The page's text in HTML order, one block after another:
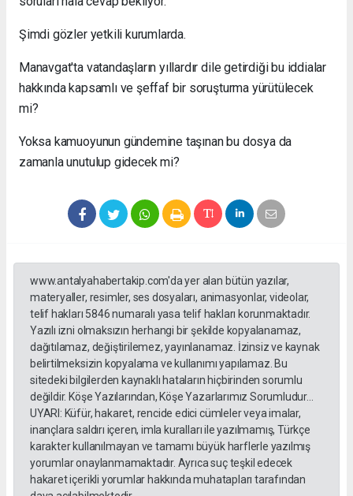
Şimdi gözler yetkili kurumlarda.
Manavgat'ta vatandaşların yıllardır dile getirdiği bu iddialar
hakkında kapsamlı ve şeffaf bir soruşturma yürütülecek
mi?
Yoksa kamuoyunun gündemine taşınan bu dosya da
zamanla unutulup gidecek mi?
www.antalyahabertakip.com'da yer alan bütün yazılar,
materyaller, resimler, ses dosyaları, animasyonlar, videolar,
telif hakları 5846 numaralı yasa telif hakları korunmaktadır.
Yazılı izni olmaksızın herhangi bir şekilde kopyalanamaz,
dağıtılamaz, değiştirilemez, yayınlanamaz. İzinsiz ve kaynak
belirtilmeksizin kopyalama ve kullanımı yapılamaz. Bu
sitedeki bilgilerden kaynaklı hataların hiçbirinden sorumlu
değildir. Köşe Yazılarından, Köşe Yazarlarımız Sorumludur...
UYARI: Küfür, hakaret, rencide edici cümleler veya imalar,
inançlara saldırı içeren, imla kuralları ile yazılmamış, Türkçe
karakter kullanılmayan ve tamamı büyük harflerle yazılmış
yorumlar onaylanmamaktadır. Ayrıca suç teşkil edecek
hakaret içerikli yorumlar hakkında muhatapları tarafından